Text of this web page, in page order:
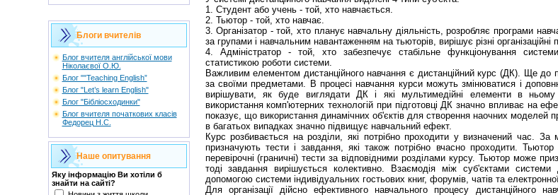
Блоги вчителів
Блог вчителя англійської мови
Ніколаєвої О.Ю.
Блог ""Teaching English”
Блог "Let’s learn English"
Блог "Бібліосходинки"
Блог вчителя початкових класів
Федорец Н.С.
Наше опитування
Яку інформацію Ви хотіли б
знайти на сайті?
1. Студент або учень - той, хто навчається.
2. Тьютор - той, хто навчає.
3. Організатор - той, хто планує навчальну діяльність, розробляє програми
за групами і навчальним навантаженням на тьюторів, вирішує різні організаційні
4. Адміністратор - той, хто забезпечує стабільне функціонування
статистикою роботи системи.
Важливим елементом дистанційного навчання є дистанційний курс (ДК). Ще до
за своїми предметами. В процесі навчання курси можуть змінюватися і
вирішувати, як буде виглядати ДК і які мультимедійні елементи в ньому
використання комп'ютерних технологій при підготовці ДК значно впливає на
показує, що використання динамічних об'єктів для створення наочних моделей
в багатьох випадках значно підвищує навчальний ефект.
Курс розбивається на розділи, які потрібно проходити у визначений час. За
призначують тести і завдання, які також потрібно вчасно проходити.
перевірочні (граничні) тести за відповідними розділами курсу. Тьютор може
тоді завдання вирішується колективно. Взаємодія між суб'єктами системи
допомогою системи індивідуальних гостьових книг, форумів, чатів та
Для організації дійсно ефективного навчального процесу дистанційного